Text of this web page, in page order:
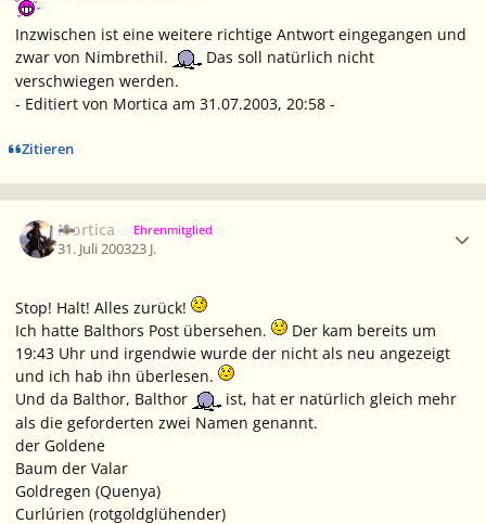
Inzwischen ist eine weitere richtige Antwort eingegangen und
zwar von Nimbrethil.
Das soll natürlich nicht
verschwiegen werden.
- Editiert von Mortica am 31.07.2003, 20:58 -
Zitieren
Mortica Ehrenmitglied
31. Juli 200323 J.
Stop! Halt! Alles zurück!
Ich hatte Balthors Post übersehen.
Der kam bereits um
19:43 Uhr und irgendwie wurde der nicht als neu angezeigt
und ich hab ihn überlesen.
Und da Balthor, Balthor
ist, hat er natürlich gleich mehr
als die geforderten zwei Namen genannt.
der Goldene
Baum der Valar
Goldregen (Quenya)
Curlúrien (rotgoldglühender)